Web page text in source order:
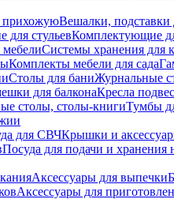
прихожуюВешалки, подставки
стульевКомплектующие
Системы хранения для
Комплекты мебели для сада
Столы для баниЖурнальные
для балконаКресла
столы, столы-книгиТумбы
для СВЧКрышки и
Посуда для подачи и хранения
Аксессуары для выпечки
Аксессуары для